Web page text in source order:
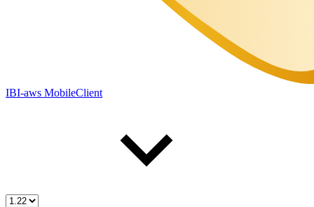
IBI-aws MobileClient